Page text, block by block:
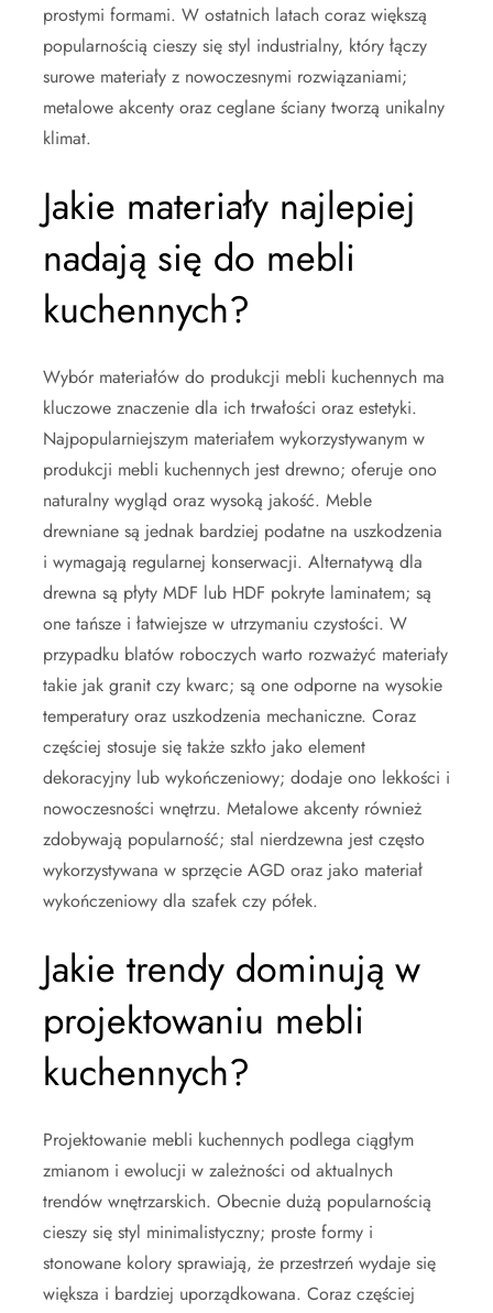
prostymi formami. W ostatnich latach coraz większą
popularnością cieszy się styl industrialny, który łączy
surowe materiały z nowoczesnymi rozwiązaniami;
metalowe akcenty oraz ceglane ściany tworzą unikalny
klimat.
Jakie materiały najlepiej
nadają się do mebli
kuchennych?
Wybór materiałów do produkcji mebli kuchennych ma
kluczowe znaczenie dla ich trwałości oraz estetyki.
Najpopularniejszym materiałem wykorzystywanym w
produkcji mebli kuchennych jest drewno; oferuje ono
naturalny wygląd oraz wysoką jakość. Meble
drewniane są jednak bardziej podatne na uszkodzenia
i wymagają regularnej konserwacji. Alternatywą dla
drewna są płyty MDF lub HDF pokryte laminatem; są
one tańsze i łatwiejsze w utrzymaniu czystości. W
przypadku blatów roboczych warto rozważyć materiały
takie jak granit czy kwarc; są one odporne na wysokie
temperatury oraz uszkodzenia mechaniczne. Coraz
częściej stosuje się także szkło jako element
dekoracyjny lub wykończeniowy; dodaje ono lekkości i
nowoczesności wnętrzu. Metalowe akcenty również
zdobywają popularność; stal nierdzewna jest często
wykorzystywana w sprzęcie AGD oraz jako materiał
wykończeniowy dla szafek czy półek.
Jakie trendy dominują w
projektowaniu mebli
kuchennych?
Projektowanie mebli kuchennych podlega ciągłym
zmianom i ewolucji w zależności od aktualnych
trendów wnętrzarskich. Obecnie dużą popularnością
cieszy się styl minimalistyczny; proste formy i
stonowane kolory sprawiają, że przestrzeń wydaje się
większa i bardziej uporządkowana. Coraz częściej